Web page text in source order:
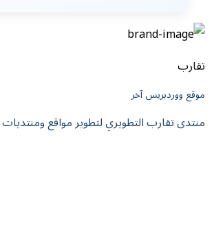
تقارب
موقع ووردبريس آخر
منتدى تقارب التطويري لتطوير مواقع